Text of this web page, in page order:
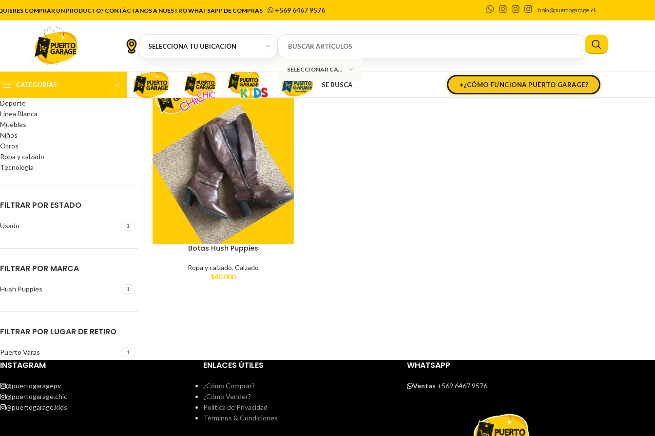
COMPRAR UN PRODUCTO? CONTÁCTANOS A NUESTRO WHATSAPP DE COMPRAS +569 6467 9576 hola@puertogarage.cl
SELECCIONAR CATEGORÍA
CATEGORÍAS SE BUSCA ¿CÓMO FUNCIONA PUERTO GARAGE?
Mirador de Volcanes
CATEGORÍAS DEL PRODUCTO
Antigüedades
Artículos de cocina
Belleza
Deporte
Línea Blanca
Muebles
Niños
Otros
Ropa y calzado
Tecnología
FILTRAR POR ESTADO
Usado 1
FILTRAR POR MARCA
Hush Puppies 1
FILTRAR POR LUGAR DE RETIRO
Puerto Varas 1
Botas Hush Puppies
Ropa y calzado, Calzado
$40.000
INSTAGRAM
@puertogaragepv
@puertogarage.chic
@puertogarage.kids
ENLACES ÚTILES
¿Cómo Comprar?
¿Cómo Vender?
Política de Privacidad
Términos & Condiciones
WHATSAPP
Ventas +569 6467 9576